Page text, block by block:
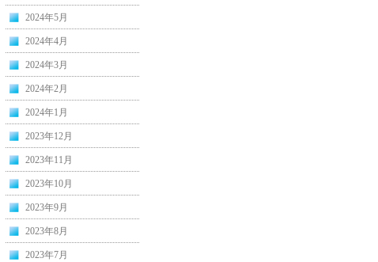
2024年5月
2024年4月
2024年3月
2024年2月
2024年1月
2023年12月
2023年11月
2023年10月
2023年9月
2023年8月
2023年7月